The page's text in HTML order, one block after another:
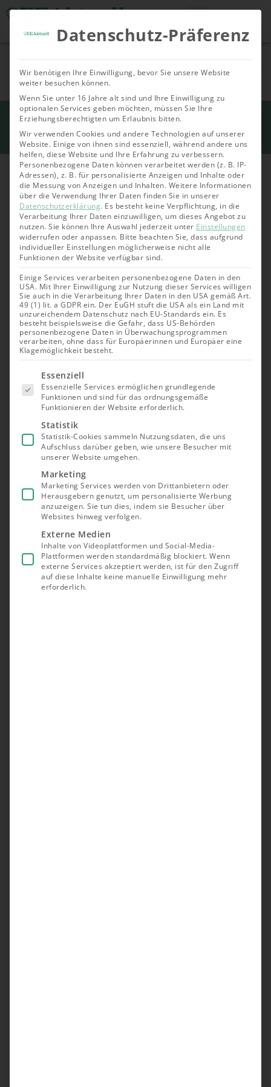
Nachhaltige
Investments
Allgemein Bioenergie
Start»Allgemein»Auch kleine Städte bewegen
etwas: Kommunen als Motor der Energiewende
Datenschutz-Präferenz
Wir benötigen Ihre Einwilligung, bevor Sie unsere Website
weiter besuchen können.
Wenn Sie unter 16 Jahre alt sind und Ihre Einwilligung zu
optionalen Services geben möchten, müssen Sie Ihre
Erziehungsberechtigten um Erlaubnis bitten.
Wir verwenden Cookies und andere Technologien auf unserer
Website. Einige von ihnen sind essenziell, während andere uns
helfen, diese Website und Ihre Erfahrung zu verbessern.
Personenbezogene Daten können verarbeitet werden (z. B. IP-
Adressen), z. B. für personalisierte Anzeigen und Inhalte oder
die Messung von Anzeigen und Inhalten. Weitere Informationen
über die Verwendung Ihrer Daten finden Sie in unserer
Datenschutzerklärung. Es besteht keine Verpflichtung, in die
Verarbeitung Ihrer Daten einzuwilligen, um dieses Angebot zu
nutzen. Sie können Ihre Auswahl jederzeit unter Einstellungen
widerrufen oder anpassen. Bitte beachten Sie, dass aufgrund
individueller Einstellungen möglicherweise nicht alle
Funktionen der Website verfügbar sind.
Einige Services verarbeiten personenbezogene Daten in den
USA. Mit Ihrer Einwilligung zur Nutzung dieser Services willigen
Sie auch in die Verarbeitung Ihrer Daten in den USA gemäß Art.
49 (1) lit. a GDPR ein. Der EuGH stuft die USA als ein Land mit
unzureichendem Datenschutz nach EU-Standards ein. Es
besteht beispielsweise die Gefahr, dass US-Behörden
personenbezogene Daten in Überwachungsprogrammen
verarbeiten, ohne dass für Europäerinnen und Europäer eine
Klagemöglichkeit besteht.
Es folgt
eine Liste
der Service-
Gruppen,
für die eine
Einwilligung
erteilt
werden
kann. Die
erste
Service-
Gruppe ist
essenziell
und kann
nicht
abgewählt
Essenziell
Essenzielle Services ermöglichen grundlegende
Funktionen und sind für das ordnungsgemäße
Funktionieren der Website erforderlich.
Statistik
Statistik-Cookies sammeln Nutzungsdaten, die uns
Aufschluss darüber geben, wie unsere Besucher mit
unserer Website umgehen.
Marketing
Marketing Services werden von Drittanbietern oder
Herausgebern genutzt, um personalisierte Werbung
anzuzeigen. Sie tun dies, indem sie Besucher über
Websites hinweg verfolgen.
Externe Medien
Inhalte von Videoplattformen und Social-Media-
Plattformen werden standardmäßig blockiert. Wenn
externe Services akzeptiert werden, ist für den Zugriff
auf diese Inhalte keine manuelle Einwilligung mehr
erforderlich.